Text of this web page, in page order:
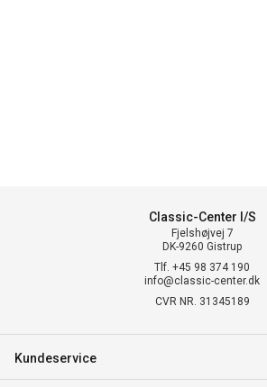
Classic-Center I/S
Fjelshøjvej 7
DK-9260 Gistrup
Tlf. +45 98 374 190
info@classic-center.dk
CVR NR. 31345189
Kundeservice